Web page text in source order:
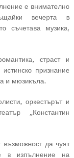
е внимателно
вечерта в
съчетава музика,
страст и
признание
и мюзикъла.
оркестърът и
„Константин
да чуят
в изпълнение на